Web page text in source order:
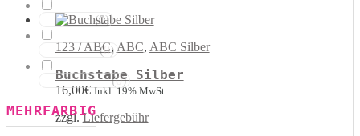
123 / ABC, ABC, ABC Silber
Buchstabe Silber
16,00€ Inkl. 19% MwSt
zzgl.Liefergebühr
Grüntöne (0)
Brauntöne (0)
Schwarztöne (0)
MEHRFARBIG